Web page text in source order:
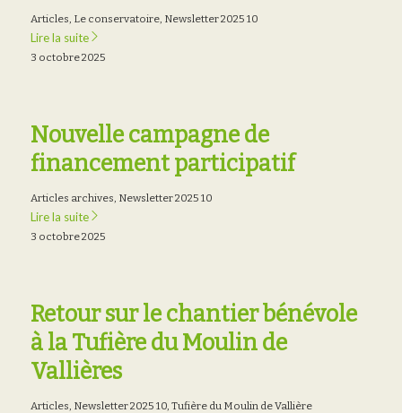
Articles, Le conservatoire, Newsletter 2025 10
Lire la suite
3 octobre 2025
Nouvelle campagne de
financement participatif
Articles archives, Newsletter 2025 10
Lire la suite
3 octobre 2025
Retour sur le chantier bénévole
à la Tufière du Moulin de
Vallières
Articles, Newsletter 2025 10, Tufière du Moulin de Vallière